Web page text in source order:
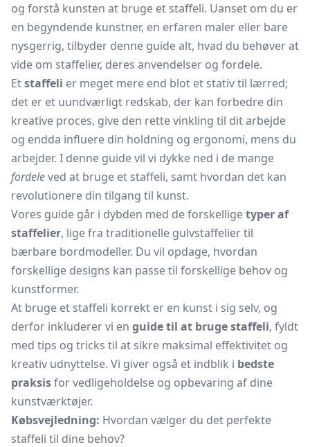
og forstå kunsten at bruge et staffeli. Uanset om du er
en begyndende kunstner, en erfaren maler eller bare
nysgerrig, tilbyder denne guide alt, hvad du behøver at
vide om staffelier, deres anvendelser og fordele.
Etstaffeli er meget mere end blot et stativ til lærred;
det er et uundværligt redskab, der kan forbedre din
kreative proces, give den rette vinkling til dit arbejde
og endda influere din holdning og ergonomi, mens du
arbejder. I denne guide vil vi dykke ned i de mange
fordeleved at bruge et staffeli, samt hvordan det kan
revolutionere din tilgang til kunst.
Vores guide går i dybden med de forskelligetyper af
staffelier, lige fra traditionelle gulvstaffeliertil
bærbare bordmodeller. Du vil opdage, hvordan
forskellige designs kan passe til forskellige behov og
kunstformer.
At bruge et staffeli korrekt er en kunst i sig selv, og
derfor inkluderer vi en guide til at bruge staffeli, fyldt
med tips og tricks til at sikre maksimal effektivitet og
kreativ udnyttelse. Vi giver også et indblik i bedste
praksisfor vedligeholdelse og opbevaring af dine
kunstværktøjer.
Købsvejledning: Hvordan vælger du det perfekte
staffeli til dine behov?